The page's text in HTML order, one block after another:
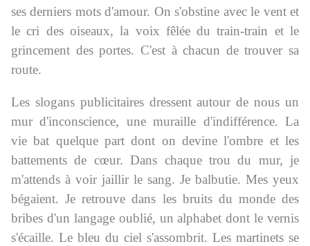
ses derniers mots d'amour. On s'obstine avec le vent et
le cri des oiseaux, la voix fêlée du train-train et le
grincement des portes. C'est à chacun de trouver sa
route.
Les slogans publicitaires dressent autour de nous un
mur d'inconscience, une muraille d'indifférence. La
vie bat quelque part dont on devine l'ombre et les
battements de cœur. Dans chaque trou du mur, je
m'attends à voir jaillir le sang. Je balbutie. Mes yeux
bégaient. Je retrouve dans les bruits du monde des
bribes d'un langage oublié, un alphabet dont le vernis
s'écaille. Le bleu du ciel s'assombrit. Les martinets se